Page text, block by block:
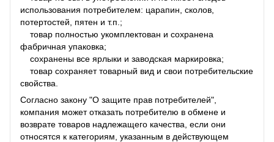
использования потребителем: царапин, сколов,
потертостей, пятен и т.п.;
товар полностью укомплектован и сохранена
фабричная упаковка;
сохранены все ярлыки и заводская маркировка;
товар сохраняет товарный вид и свои потребительские
свойства.
Согласно закону "О защите прав потребителей",
компания может отказать потребителю в обмене и
возврате товаров надлежащего качества, если они
относятся к категориям, указанным в действующем